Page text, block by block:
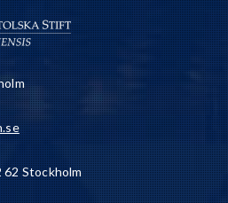
62 Stockholm